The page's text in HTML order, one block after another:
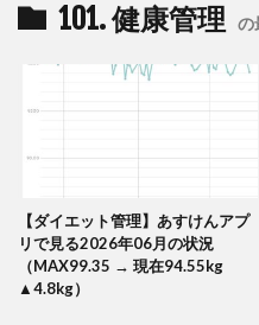
101. 健康管理 の
【ダイエット管理】あすけんアプ
リで見る2026年06月の状況
（MAX99.35 → 現在94.55kg
▲4.8kg）